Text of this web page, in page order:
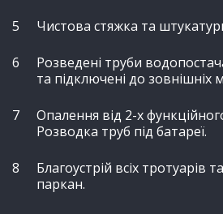
Чистова стяжка та
Розведені труби
та підключені до зовнішніх
Опалення від 2-х
Розводка труб під батареї.
Благоустрій всіх тротуарів
паркан.